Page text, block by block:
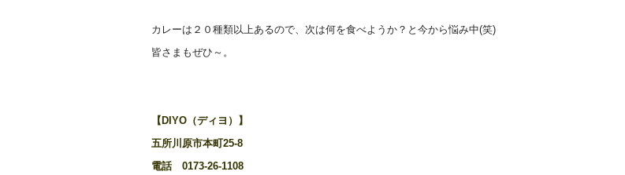
カレーは２０種類以上あるので、次は何を食べようか？と今から悩み中(笑)
皆さまもぜひ～。
【DIYO（ディヨ）】
五所川原市本町25‐8
電話 0173‐26‐1108